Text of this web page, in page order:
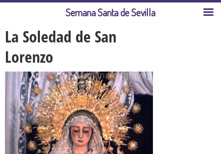
La Soledad de San
Lorenzo
Semana Santa de Sevilla